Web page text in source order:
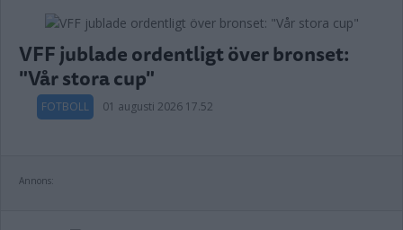
VFF jublade ordentligt över bronset:
"Vår stora cup"
FOTBOLL 01 augusti 2026 17.52
Annons: